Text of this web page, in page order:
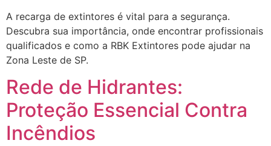
A recarga de extintores é vital para a segurança.
Descubra sua importância, onde encontrar profissionais
qualificados e como a RBK Extintores pode ajudar na
Zona Leste de SP.
Rede de Hidrantes:
Proteção Essencial Contra
Incêndios